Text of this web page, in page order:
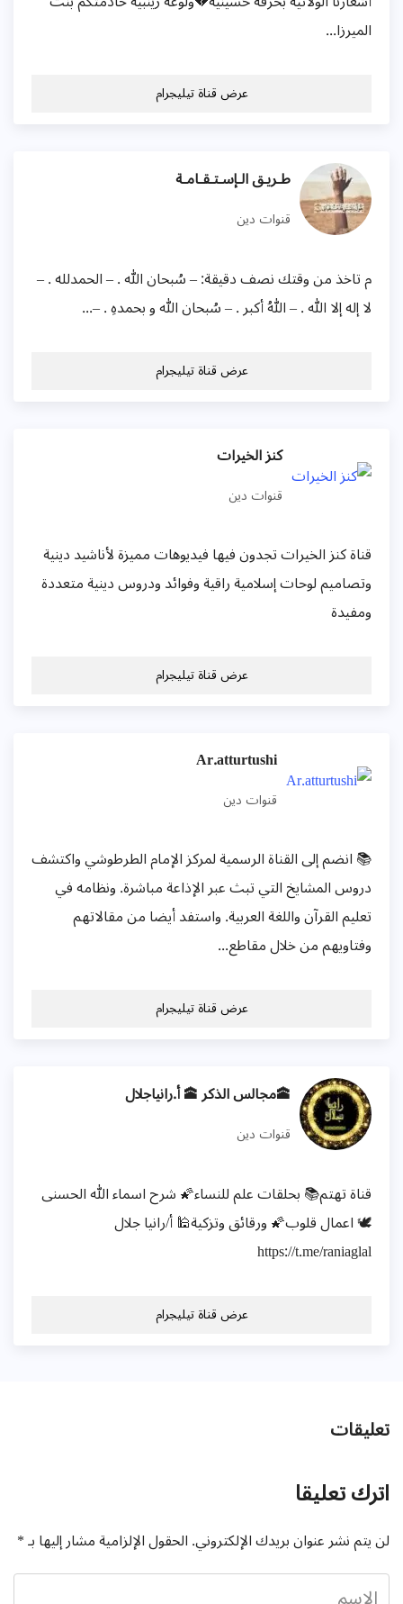
الميرزا...
عرض قناة تيليجرام
طـريـق الـإسـتـقـامـة
قنوات دين
م تاخذ من وقتك نصف دقيقة: – سُبحان الله . – الحمدلله . –
لا إله إلا الله . – اللهُ أكبر . – سُبحان الله و بحمدهِ . –...
عرض قناة تيليجرام
كنز الخيرات
قنوات دين
قناة كنز الخيرات تجدون فيها فيديوهات مميزة لأناشيد دينية
وتصاميم لوحات إسلامية راقية وفوائد ودروس دينية متعددة
ومفيدة
عرض قناة تيليجرام
Ar.atturtushi
قنوات دين
📚 انضم إلى القناة الرسمية لمركز الإمام الطرطوشي واكتشف
دروس المشايخ التي تبث عبر الإذاعة مباشرة. ونظامه في
تعليم القرآن واللغة العربية. واستفد أيضا من مقالاتهم
وفتاويهم من خلال مقاطع...
عرض قناة تيليجرام
🕋مجالس الذكر 🕋 أ.رانياجلال
قنوات دين
قناة تهتم📚 بحلقات علم للنساء🌠 شرح اسماء الله الحسنى
🕊️ اعمال قلوب🌠 ورقائق وتزكية🕌 أ/رانيا جلال
https://t.me/raniaglal
عرض قناة تيليجرام
تعليقات
اترك تعليقا
لن يتم نشر عنوان بريدك الإلكتروني.الحقول الإلزامية مشار إليها بـ*